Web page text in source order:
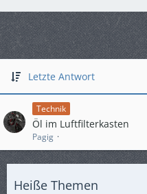
Letzte Antwort
Technik
Öl im Luftfilterkasten
Pagig
Heiße Themen